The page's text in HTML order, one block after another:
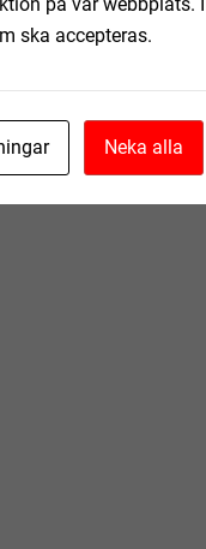
ska accepteras.
Neka alla